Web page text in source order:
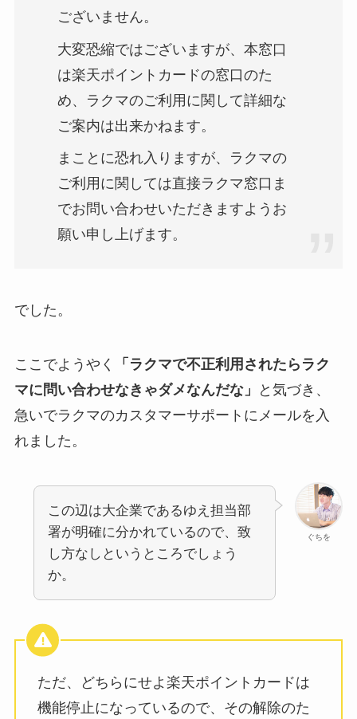
ございません。
大変恐縮ではございますが、本窓口
は楽天ポイントカードの窓口のた
め、ラクマのご利用に関して詳細な
ご案内は出来かねます。
まことに恐れ入りますが、ラクマの
ご利用に関しては直接ラクマ窓口ま
でお問い合わせいただきますようお
願い申し上げます。
でした。
ここでようやく
「ラクマで不正利用されたらラク
マに問い合わせなきゃダメなんだな」
と気づき、
急いでラクマのカスタマーサポートにメールを入
れました。
ぐちを
この辺は大企業であるゆえ担当部
署が明確に分かれているので、致
し方なしというところでしょう
か。
ただ、どちらにせよ楽天ポイントカードは
機能停止になっているので、その解除のた